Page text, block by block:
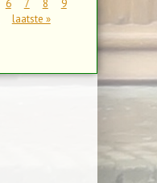
6 7 8
9
laatste »